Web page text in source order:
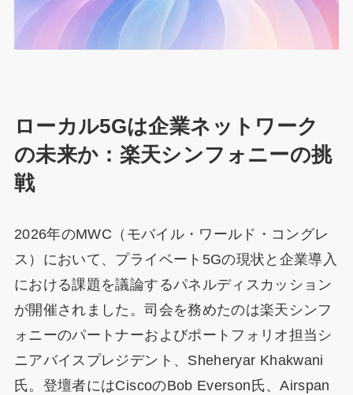
ローカル5Gは企業ネットワーク
の未来か：楽天シンフォニーの挑
戦
2026年のMWC（モバイル・ワールド・コングレ
ス）において、プライベート5Gの現状と企業導入
における課題を議論するパネルディスカッション
が開催されました。司会を務めたのは楽天シンフ
ォニーのパートナーおよびポートフォリオ担当シ
ニアバイスプレジデント、Sheheryar Khakwani
氏。登壇者にはCiscoのBob Everson氏、Airspan